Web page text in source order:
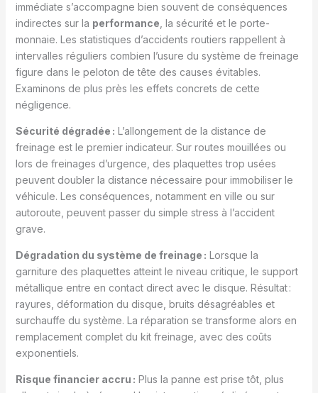
immédiate s’accompagne bien souvent de conséquences
indirectes sur la performance , la sécurité et le porte-
monnaie. Les statistiques d’accidents routiers rappellent à
intervalles réguliers combien l’usure du système de freinage
figure dans le peloton de tête des causes évitables.
Examinons de plus près les effets concrets de cette
négligence.
Sécurité dégradée : L’allongement de la distance de
freinage est le premier indicateur. Sur routes mouillées ou
lors de freinages d’urgence, des plaquettes trop usées
peuvent doubler la distance nécessaire pour immobiliser le
véhicule. Les conséquences, notamment en ville ou sur
autoroute, peuvent passer du simple stress à l’accident
grave.
Dégradation du système de freinage : Lorsque la
garniture des plaquettes atteint le niveau critique, le support
métallique entre en contact direct avec le disque. Résultat :
rayures, déformation du disque, bruits désagréables et
surchauffe du système. La réparation se transforme alors en
remplacement complet du kit freinage, avec des coûts
exponentiels.
Risque financier accru : Plus la panne est prise tôt, plus